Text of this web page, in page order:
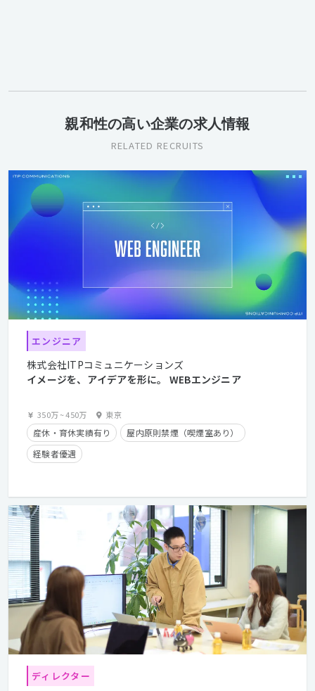
親和性の高い企業の求人情報
RELATED RECRUITS
エンジニア
株式会社ITPコミュニケーションズ
イメージを、アイデアを形に。 WEBエンジニア
350万~450万 東京
産休・育休実績有り
屋内原則禁煙（喫煙室あり）
経験者優遇
ディレクター